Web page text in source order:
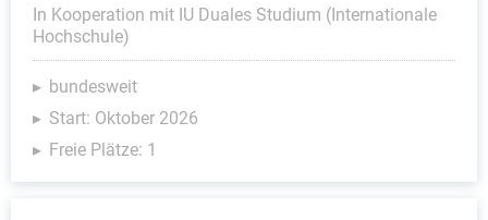
In Kooperation mit IU Duales Studium (Internationale
Hochschule)
bundesweit
Start: Oktober 2026
Freie Plätze: 1